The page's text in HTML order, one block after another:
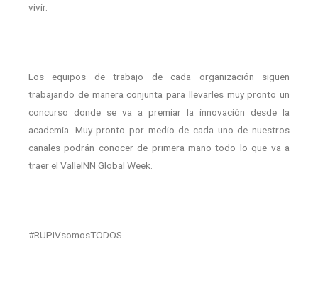
vivir.
Los equipos de trabajo de cada organización siguen
trabajando de manera conjunta para llevarles muy pronto un
concurso donde se va a premiar la innovación desde la
academia. Muy pronto por medio de cada uno de nuestros
canales podrán conocer de primera mano todo lo que va a
traer el ValleINN Global Week.
#RUPIVsomosTODOS